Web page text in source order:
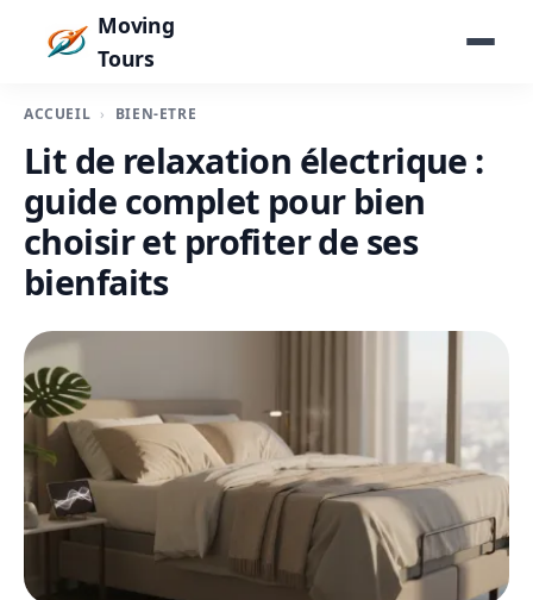
Moving
Tours
ACCUEIL BIEN-ÊTRE
Lit de relaxation électrique :
guide complet pour bien
choisir et profiter de ses
bienfaits